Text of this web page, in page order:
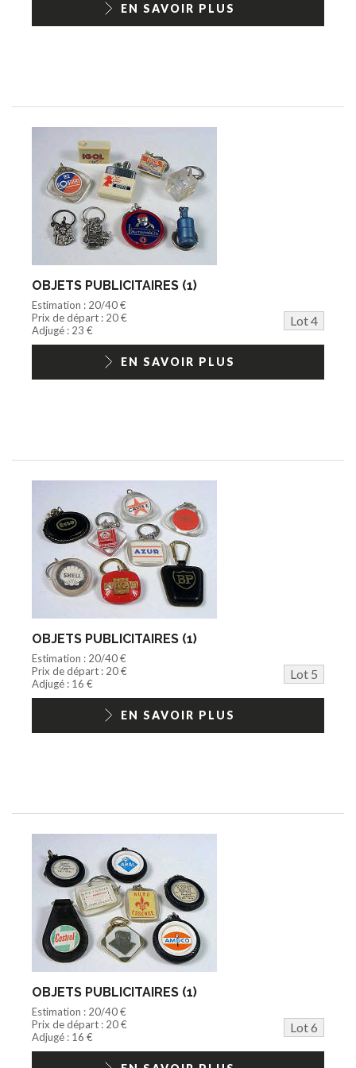
EN SAVOIR PLUS
OBJETS PUBLICITAIRES (1)
Estimation : 20/40 €
Prix de départ : 20 €
Lot 4
Adjugé : 23 €
EN SAVOIR PLUS
OBJETS PUBLICITAIRES (1)
Estimation : 20/40 €
Prix de départ : 20 €
Lot 5
Adjugé : 16 €
EN SAVOIR PLUS
OBJETS PUBLICITAIRES (1)
Estimation : 20/40 €
Prix de départ : 20 €
Lot 6
Adjugé : 16 €